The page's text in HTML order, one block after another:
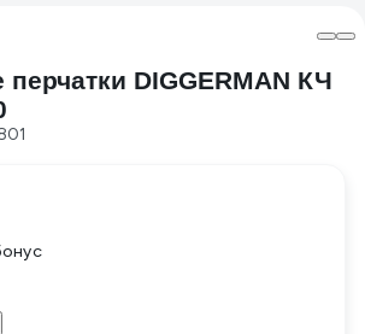
DIGGERMAN КЧ